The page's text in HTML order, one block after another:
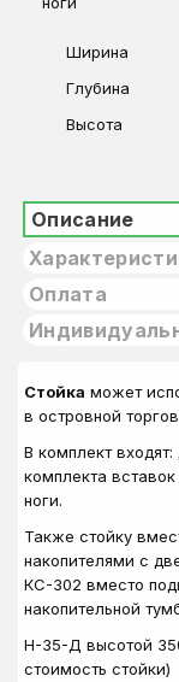
Ширина
Глубина
Высота
Описание
Оплата
Стойка может
в островной
В комплект
комплекта
ноги.
Также стойку
накопителями с
КС-302 вместо
накопительной
Н-35-Д высотой
стоимость стойки)